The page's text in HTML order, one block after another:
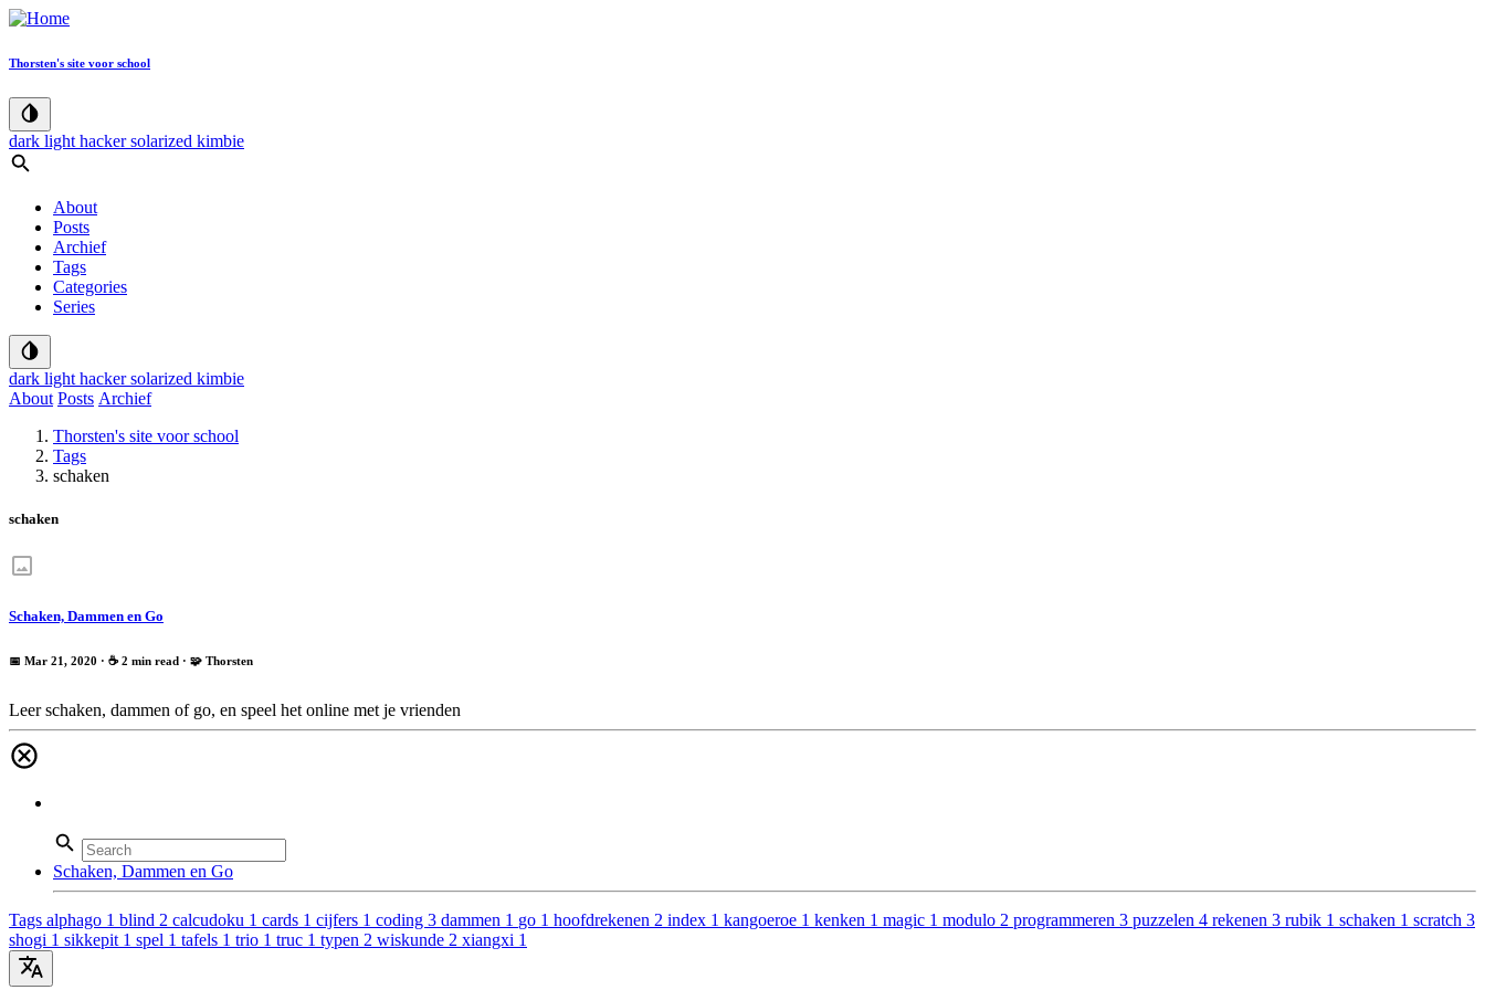
Thorsten's site voor school
dark light hackersolarized kimbie
About
Posts
Archief
Tags
Categories
Series
dark light hackersolarized kimbie
About Posts Archief
Thorsten's site voor school
Tags
schaken
schaken
Schaken, Dammen en Go
📅 Mar 21, 2020 · ☕ 2 min read · 🧩 Thorsten
Leer schaken, dammen of go, en speel het online met je vrienden
Schaken, Dammen en Go
Tags alphago 1 blind 2 calcudoku 1 cards 1 cijfers 1 coding 3 dammen 1 go 1 hoofdrekenen 2 index 1 kangoeroe 1 kenken 1 magic 1 modulo 2 programmeren 3 puzzelen 4 rekenen 3 rubik 1 schaken 1 scratch 3
shogi 1 sikkepit 1 spel 1 tafels 1 trio 1 truc 1 typen 2 wiskunde 2 xiangxi 1